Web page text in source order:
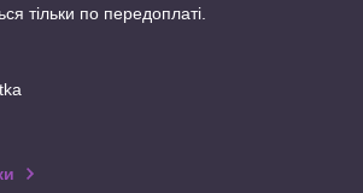
тільки по передоплаті.